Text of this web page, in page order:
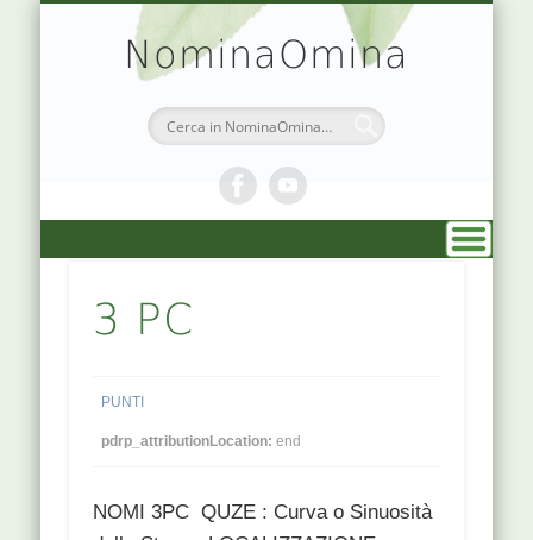
NominaOmina
HOME
CHI SONO
MEDICINA CINESE
SIMBOLOGIA
ATLANTE PUNTI
TEORIA & APPUNTI
DR. AGO
PRENOTAZIONI
3 PC
PUNTI
pdrp_attributionLocation: end
NOMI 3PC QUZE : Curva o Sinuosità